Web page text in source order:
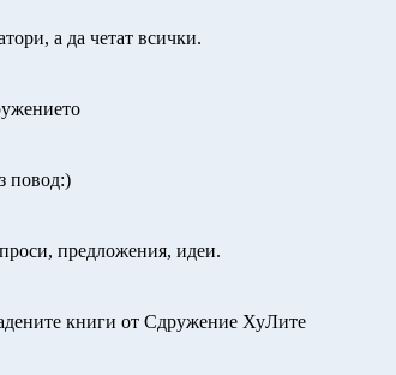
а да четат всички.
повод:)
предложения, идеи.
книги от Сдружение ХуЛите